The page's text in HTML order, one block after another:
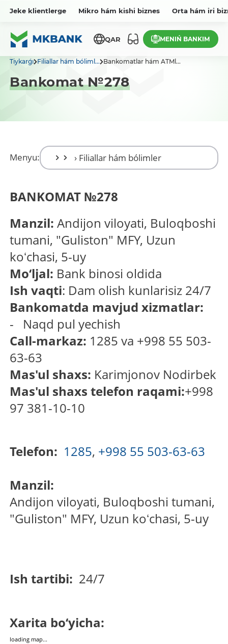
Jeke klientlerge Mikro hám kishi biznes Orta hám iri
QAR MENIŃ BANKIM
Tiykarǵı Filiallar hám bóliml... Bankomatlar hám ATMl...
Bankomat №278
Menyu:
BANKOMAT №278
Manzil:Andijon viloyati, Buloqboshi
tumani, "Guliston" MFY, Uzun
koʻchasi, 5-uy
Mo‘ljal: Bank binosi oldida
Ish vaqti: Dam olish kunlarisiz 24/7
Bankomatda mavjud xizmatlar:
- Naqd pul yechish
Call-markaz: 1285 va +998 55 503-
63-63
Mas'ul shaxs: Karimjonov Nodirbek
Mas'ul shaxs telefon raqami:+998
97 381-10-10
Telefon: 1285, +998 55 503-63-63
Manzil:
Andijon viloyati, Buloqboshi tumani,
"Guliston" MFY, Uzun koʻchasi, 5-uy
Ish tartibi: 24/7
Xarita bo‘yicha:
loading map...